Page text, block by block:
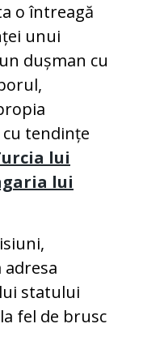
o întreagă
unui
dușman cu
tendințe
lui
lui
statului
fel de brusc